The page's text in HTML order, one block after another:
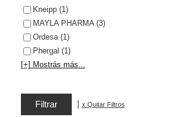
Kneipp (1)
MAYLA PHARMA (3)
Ordesa (1)
Phergal (1)
[+] Mostrás más...
| x Quitar Filtros